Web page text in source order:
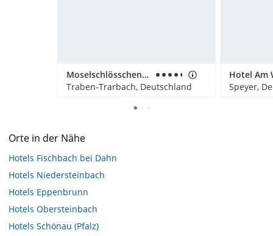
Moselschlösschen Spa & Resort
Traben-Trarbach, Deutschland
Hotel Am
Speyer,
Orte in der Nähe
Hotels Fischbach bei Dahn
Hotels Niedersteinbach
Hotels Eppenbrunn
Hotels Obersteinbach
Hotels Schönau (Pfalz)